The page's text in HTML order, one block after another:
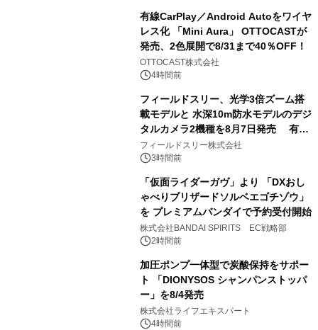
有線CarPlay／Android Autoをワイヤ
レス化 「Mini Aura」 OTTOCASTが
発売、2色展開で8/31まで40％OFF！
OTTOCAST株式会社
4時間前
フィールドスリー、光学3倍ズーム搭
載モデルと 水深10m防水モデルのデジ
タルカメラ2機種を8月7日発売 有効
約1300万画素、用途別に選べるコンデ
ジ新登場
フィールドスリー株式会社
3時間前
「仮面ライダーガヴ」より 「DXおし
ゃべりブリザードソルベエゴチゾウ」
を プレミアムバンダイで予約受付開始
株式会社BANDAI SPIRITS EC戦略部
2時間前
加圧ポンプ一体型で炭酸保持をサポー
ト 「DIONYSOS シャンパンストッパ
ー」を8/4発売
株式会社ライフエキスパート
4時間前